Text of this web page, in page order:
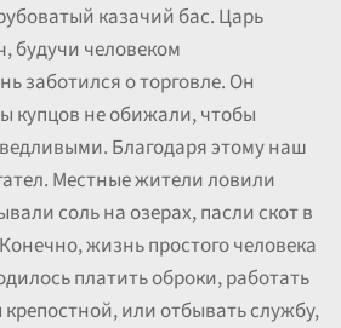
казачий бас. Царь
будучи человеком
заботился о торговле. Он
купцов не обижали, чтобы
Благодаря этому наш
Местные жители ловили
соль на озерах, пасли скот в
жизнь простого человека
платить оброки, работать
или отбывать службу,